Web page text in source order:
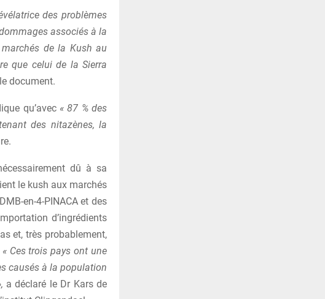
des problèmes
associés à la
de la Kush au
que celui de la Sierra
document.
qu’avec « 87 % des
des nitazènes, la
dû à sa
le kush aux marchés
en-4-PINACA et des
d’ingrédients
et, très probablement,
« Ces trois pays ont une
causés à la population
a déclaré le Dr Kars de